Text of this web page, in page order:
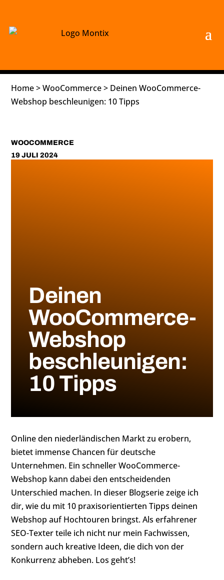
Home>WooCommerce> Deinen WooCommerce-
Webshop beschleunigen: 10 Tipps
WOOCOMMERCE
19 JULI 2024
Deinen
WooCommerce-
Webshop
beschleunigen:
10 Tipps
Online den niederländischen Markt zu erobern,
bietet immense Chancen für deutsche
Unternehmen. Ein schneller WooCommerce-
Webshop kann dabei den entscheidenden
Unterschied machen. In dieser Blogserie zeige ich
dir, wie du mit 10 praxisorientierten Tipps deinen
Webshop auf Hochtouren bringst. Als erfahrener
SEO-Texter teile ich nicht nur mein Fachwissen,
sondern auch kreative Ideen, die dich von der
Konkurrenz abheben. Los geht’s!